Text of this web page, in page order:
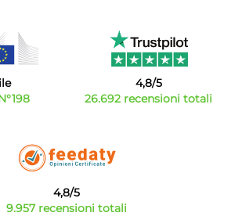
4,8/5
26.692 recensioni totali
4,8/5
9.957 recensioni totali